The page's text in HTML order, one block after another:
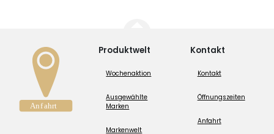
Produktwelt
Wochenaktion
Ausgewählte
Marken
Markenwelt
Kontakt
Kontakt
Öffnungszeiten
Anfahrt